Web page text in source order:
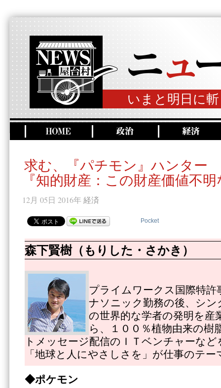
いまと明日に
求む、『パチモン』ハンター
『知的財産：この財産価値不
12月 05日 2016年 経済
Pocket
森下賢樹（もりした・さかき）
プライムワークス国際特許
ナソニック勤務の後、シ
の世界的な学者の発明を産
ら、１００％植物由来の樹
トメッセージ配信のＩＴベンチャーな
「地球と人にやさしさを」が仕事のテー
◆ポケモン